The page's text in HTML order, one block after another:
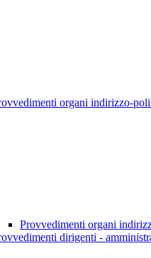
organi indirizzo-
Provvedimenti organi
dirigenti -